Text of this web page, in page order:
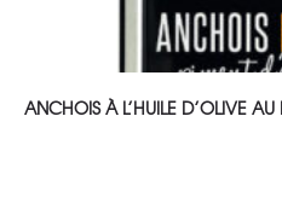
AJOUTER AU PANIER
ANCHOIS À L’HUILE D’OLIVE AU